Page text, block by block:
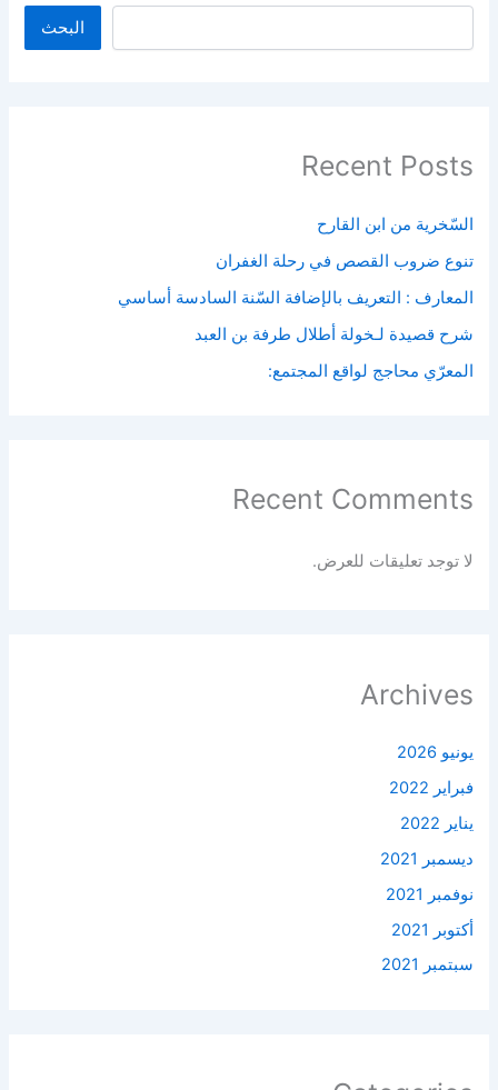
البحث
Recent Posts
السّخرية من ابن القارح
تنوع ضروب القصص في رحلة الغفران
المعارف : التعريف بالإضافة السّنة السادسة أساسي
شرح قصيدة لـخولة أطلال طرفة بن العبد
المعرّي محاجج لواقع المجتمع:
Recent Comments
لا توجد تعليقات للعرض.
Archives
يونيو 2026
فبراير 2022
يناير 2022
ديسمبر 2021
نوفمبر 2021
أكتوبر 2021
سبتمبر 2021